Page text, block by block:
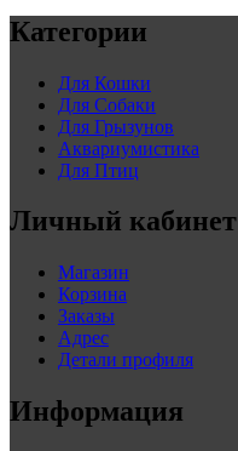
Категории
Для Кошки
Для Собаки
Для Грызунов
Аквариумистика
Для Птиц
Личный кабинет
Магазин
Корзина
Заказы
Адрес
Детали профиля
Информация